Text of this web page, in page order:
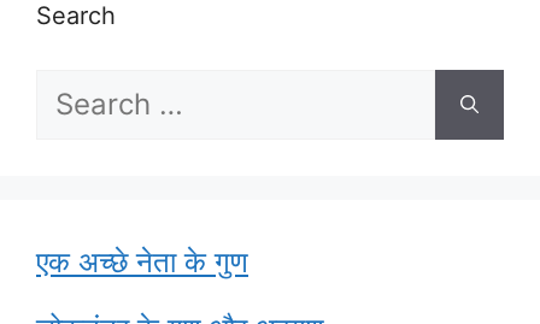
Search
Search
एक अच्छे नेता के गुण